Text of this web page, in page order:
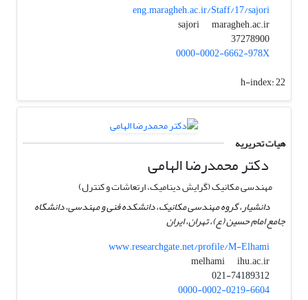
eng.maragheh.ac.ir/Staff/17/sajori
sajori
maragheh.ac.ir
37278900
0000-0002-6662-978X
h-index:22
هیات تحریریه
دکتر محمدرضا الهامی
مهندسی مکانیک (گرایش دینامیک، ارتعاشات و کنترل)
دانشیار، گروه مهندسی مکانیک، دانشکده فنی و مهندسی، دانشگاه
جامع امام حسین (ع)، تهران، ایران
www.researchgate.net/profile/M-Elhami
melhami
ihu.ac.ir
021-74189312
0000-0002-0219-6604